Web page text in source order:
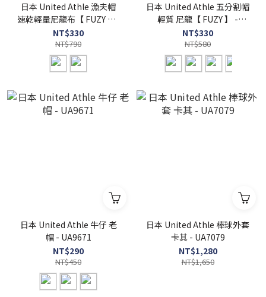
日本 United Athle 漁夫帽
速乾輕量尼龍布【 FUZY 】-
UA9674
NT$330
NT$790
日本 United Athle 五分割帽
輕質 尼龍【 FUZY 】 -
UA9672
NT$330
NT$580
日本 United Athle 牛仔 老
帽 - UA9671
NT$290
NT$450
日本 United Athle 棒球外套
卡其 - UA7079
NT$1,280
NT$1,650